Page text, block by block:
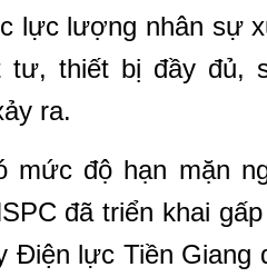
lực lượng nhân sự
tư, thiết bị đầy đủ,
ra.
mức độ hạn mặn
đã triển khai
Điện lực Tiền Giang